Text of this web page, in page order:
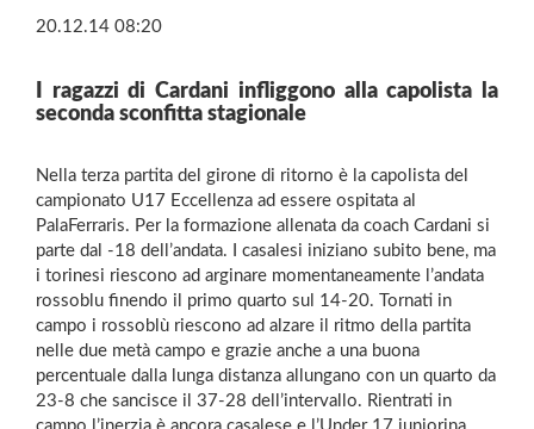
20.12.14 08:20
I ragazzi di Cardani infliggono alla capolista la
seconda sconfitta stagionale
Nella terza partita del girone di ritorno è la capolista del
campionato U17 Eccellenza ad essere ospitata al
PalaFerraris. Per la formazione allenata da coach Cardani si
parte dal -18 dell’andata. I casalesi iniziano subito bene, ma
i torinesi riescono ad arginare momentaneamente l’andata
rossoblu finendo il primo quarto sul 14-20. Tornati in
campo i rossoblù riescono ad alzare il ritmo della partita
nelle due metà campo e grazie anche a una buona
percentuale dalla lunga distanza allungano con un quarto da
23-8 che sancisce il 37-28 dell’intervallo. Rientrati in